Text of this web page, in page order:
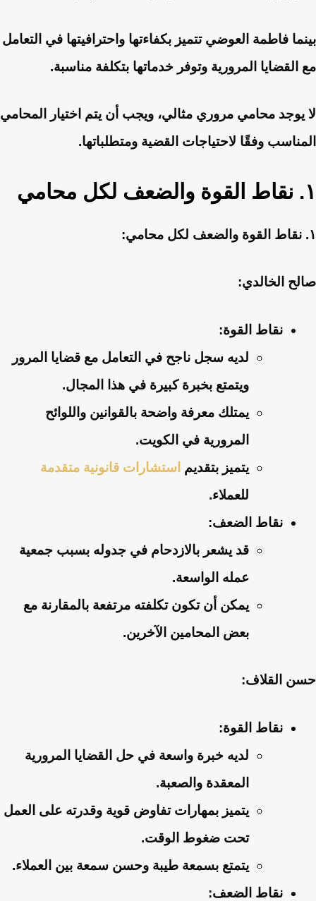
بينما فاطمة العوضي تتميز بكفاءتها واحترافيتها في التعامل
مع القضايا المرورية وتوفر خدماتها بتكلفة مناسبة.
لا يوجد محامي مروري مثالي، ويجب أن يتم اختيار المحامي
المناسب وفقًا لاحتياجات القضية ومتطلباتها.
١. نقاط القوة والضعف لكل محامي
١. نقاط القوة والضعف لكل محامي:
صالح الخالدي:
نقاط القوة:
لديه سجل ناجح في التعامل مع قضايا المرور
ويتمتع بخبرة كبيرة في هذا المجال.
يمتلك معرفة واضحة بالقوانين واللوائح
المرورية في الكويت.
يتميز بتقديم
استشارات قانونية متقدمة
للعملاء.
نقاط الضعف:
قد يشعر بالازدحام في جدوله بسبب جمعية
عمله الواسعة.
يمكن أن تكون تكلفته مرتفعة بالمقارنة مع
بعض المحامين الآخرين.
حسن القلاف:
نقاط القوة:
لديه خبرة واسعة في حل القضايا المرورية
المعقدة والصعبة.
يتميز بمهارات تفاوض قوية وقدرته على العمل
تحت ضغوط الوقت.
يتمتع بسمعة طيبة وحسن سمعة بين العملاء.
نقاط الضعف: